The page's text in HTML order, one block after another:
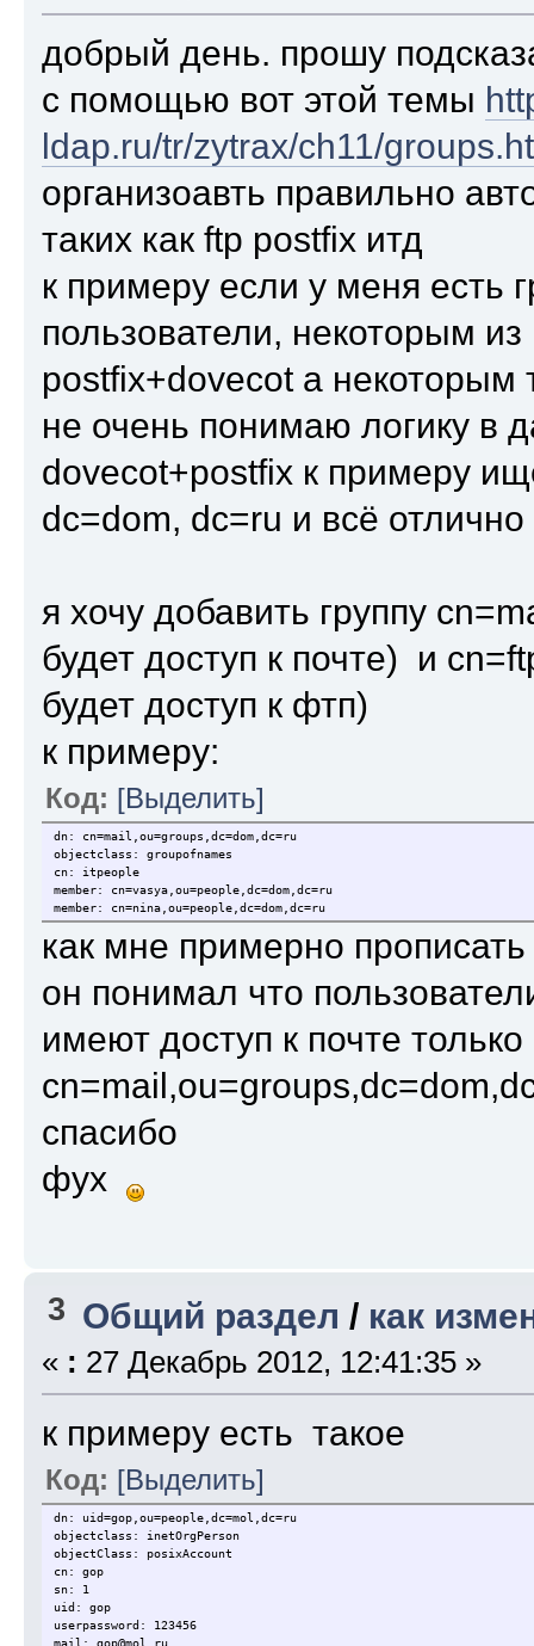
добрый день. прошу
с помощью вот этой темы
ldap.ru/tr/zytrax/ch11/
организоавть правильно
таких как ftp postfix итд
к примеру если у меня есть
пользователи, некоторым
postfix+dovecot а некоторым
не очень понимаю логику в
dovecot+postfix к примеру
dc=dom, dc=ru и всё отлично
я хочу добавить группу
будет доступ к почте) и
будет доступ к фтп)
к примеру:
Код: [Выделить]
dn: cn=mail,ou=groups,dc=dom,dc=ru
objectclass: groupofnames
cn: itpeople
member: cn=vasya,ou=people,dc=dom,dc=ru
member: cn=nina,ou=people,dc=dom,dc=ru
как мне примерно
он понимал что
имеют доступ к почте
спасибо
фух
3 Общий раздел / как
« : 27 Декабрь 2012, 12:41:35 »
к примеру есть такое
Код: [Выделить]
dn: uid=gop,ou=people,dc=mol,dc=ru
objectclass: inetOrgPerson
objectClass: posixAccount
cn: gop
sn: 1
uid: gop
userpassword: 123456
mail: gop@mol.ru